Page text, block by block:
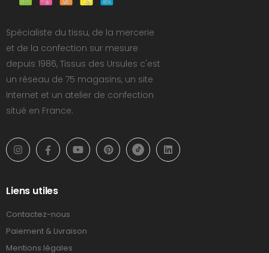
Spécialiste du tissu, de la mercerie
et de la confection sur mesure
depuis 1986, Tissus des Ursules c'est
un réseau de 75 magasins, un site
Internet et un atelier de confection
situé en France.
Liens utiles
Contactez-nous
Paiement & Livraison
Mentions légales